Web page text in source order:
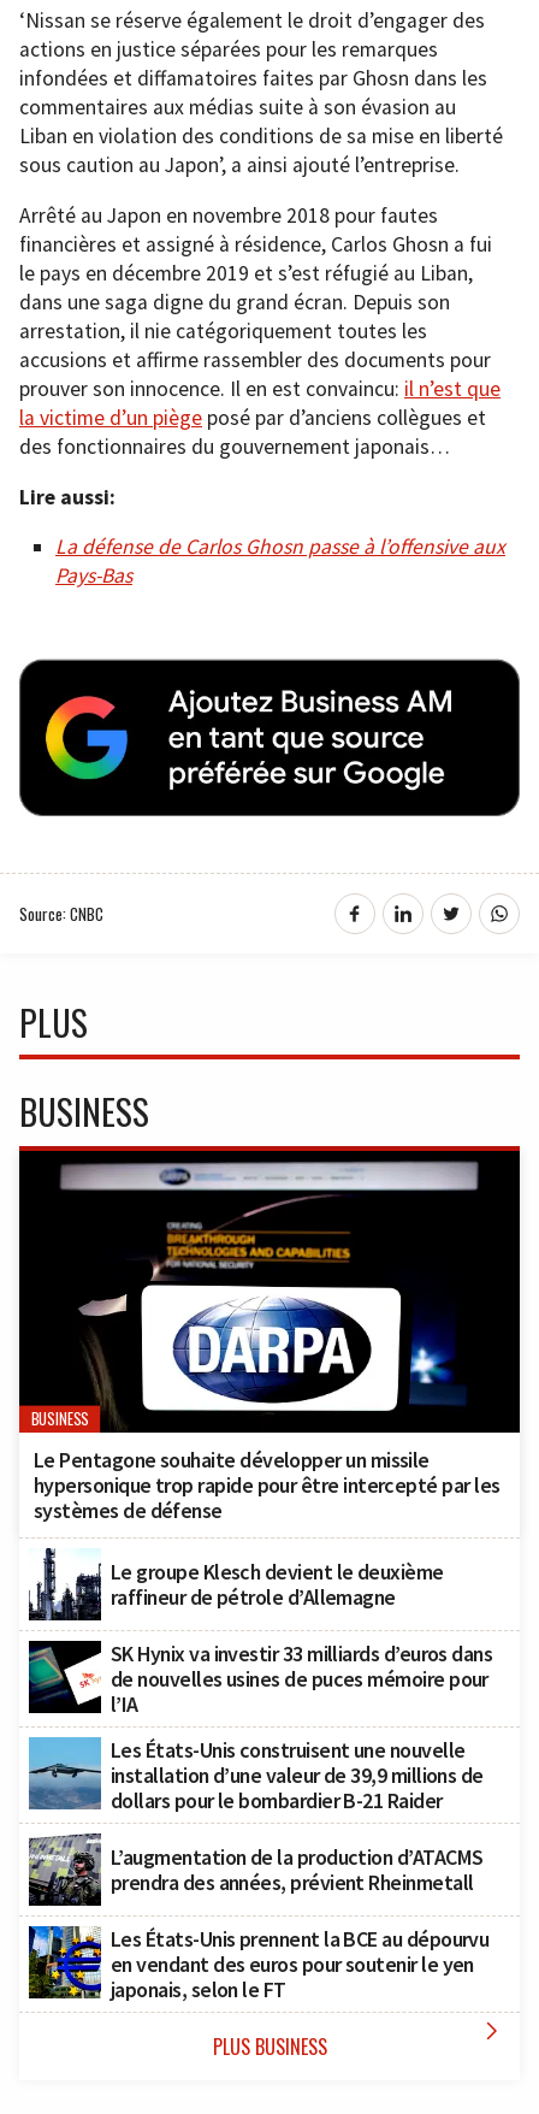
‘Nissan se réserve également le droit d’engager des
actions en justice séparées pour les remarques
infondées et diffamatoires faites par Ghosn dans les
commentaires aux médias suite à son évasion au
Liban en violation des conditions de sa mise en liberté
sous caution au Japon’, a ainsi ajouté l’entreprise.
Arrêté au Japon en novembre 2018 pour fautes
financières et assigné à résidence, Carlos Ghosn a fui
le pays en décembre 2019 et s’est réfugié au Liban,
dans une saga digne du grand écran. Depuis son
arrestation, il nie catégoriquement toutes les
accusions et affirme rassembler des documents pour
prouver son innocence. Il en est convaincu: il n’est que
la victime d’un piège posé par d’anciens collègues et
des fonctionnaires du gouvernement japonais…
Lire aussi:
La défense de Carlos Ghosn passe à l’offensive aux
Pays-Bas
Source: CNBC
PLUS
BUSINESS
BUSINESS
Le Pentagone souhaite développer un missile
hypersonique trop rapide pour être intercepté par les
systèmes de défense
Le groupe Klesch devient le deuxième
raffineur de pétrole d’Allemagne
SK Hynix va investir 33 milliards d’euros dans
de nouvelles usines de puces mémoire pour
l’IA
Les États-Unis construisent une nouvelle
installation d’une valeur de 39,9 millions de
dollars pour le bombardier B-21 Raider
L’augmentation de la production d’ATACMS
prendra des années, prévient Rheinmetall
Les États-Unis prennent la BCE au dépourvu
en vendant des euros pour soutenir le yen
japonais, selon le FT
PLUS BUSINESS 